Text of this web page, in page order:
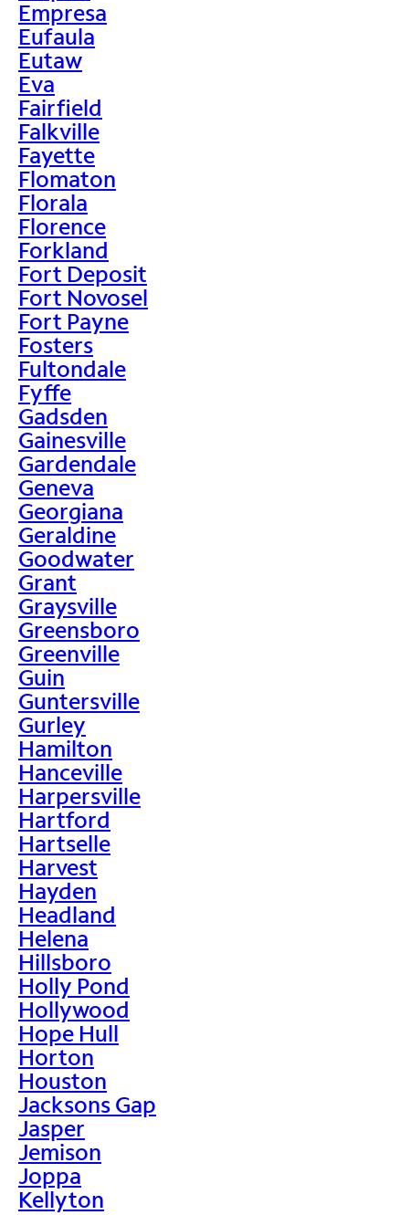
Empresa
Eufaula
Eutaw
Eva
Fairfield
Falkville
Fayette
Flomaton
Florala
Florence
Forkland
Fort Deposit
Fort Novosel
Fort Payne
Fosters
Fultondale
Fyffe
Gadsden
Gainesville
Gardendale
Geneva
Georgiana
Geraldine
Goodwater
Grant
Graysville
Greensboro
Greenville
Guin
Guntersville
Gurley
Hamilton
Hanceville
Harpersville
Hartford
Hartselle
Harvest
Hayden
Headland
Helena
Hillsboro
Holly Pond
Hollywood
Hope Hull
Horton
Houston
Jacksons Gap
Jasper
Jemison
Joppa
Kellyton